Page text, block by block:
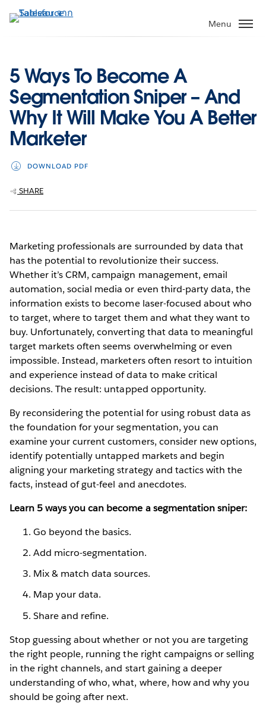
ไป
Menu
5 Ways To Become A
Segmentation Sniper – And
Why It Will Make You A Better
Marketer
DOWNLOAD PDF
SHARE
Marketing professionals are surrounded by data that
has the potential to revolutionize their success.
Whether it’s CRM, campaign management, email
automation, social media or even third-party data, the
information exists to become laser-focused about who
to target, where to target them and what they want to
buy. Unfortunately, converting that data to meaningful
target markets often seems overwhelming or even
impossible. Instead, marketers often resort to intuition
and experience instead of data to make critical
decisions. The result: untapped opportunity.
By reconsidering the potential for using robust data as
the foundation for your segmentation, you can
examine your current customers, consider new options,
identify potentially untapped markets and begin
aligning your marketing strategy and tactics with the
facts, instead of gut-feel and anecdotes.
Learn 5 ways you can become a segmentation sniper:
Go beyond the basics.
Add micro-segmentation.
Mix & match data sources.
Map your data.
Share and refine.
Stop guessing about whether or not you are targeting
the right people, running the right campaigns or selling
in the right channels, and start gaining a deeper
understanding of who, what, where, how and why you
should be going after next.